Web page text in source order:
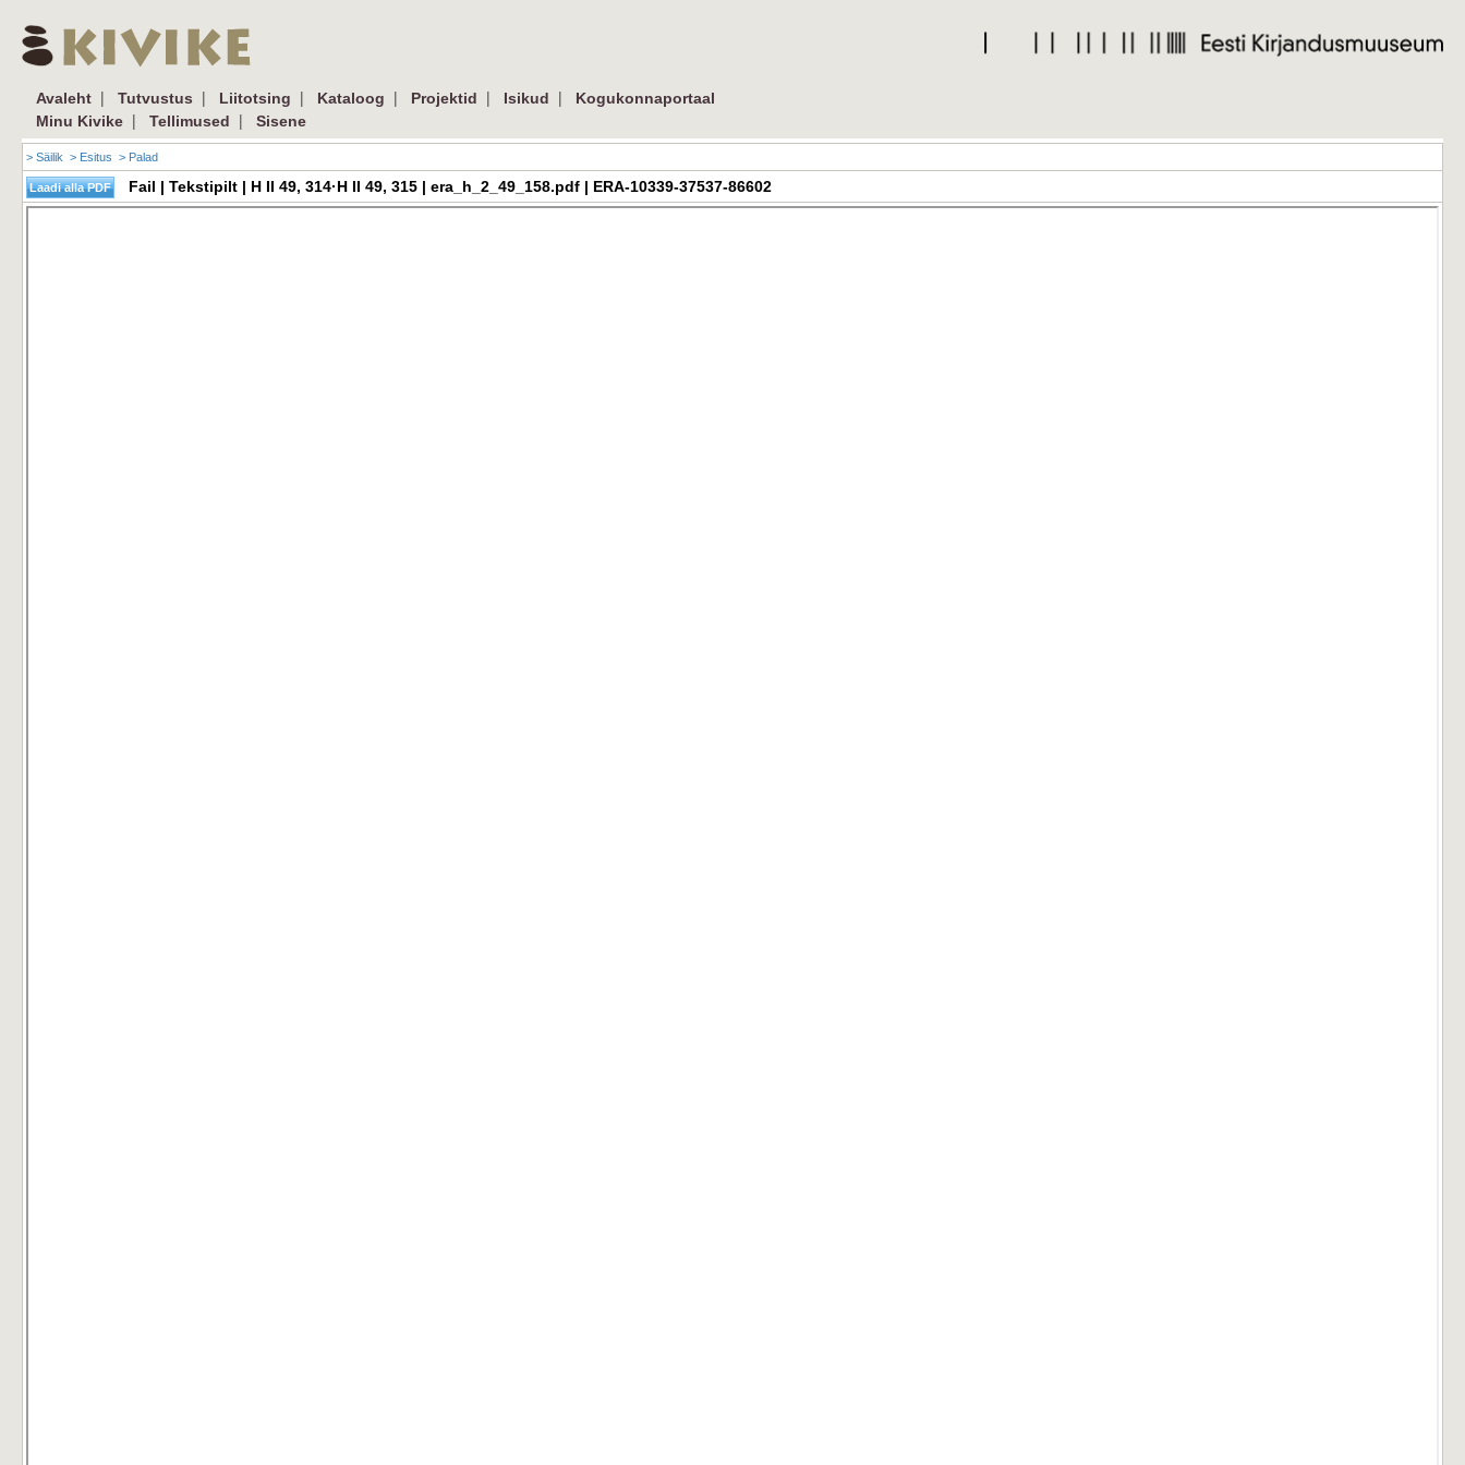
Avaleht | Tutvustus | Liitotsing | Kataloog | Projektid | Isikud |
Kogukonnaportaal
Minu Kivike | Tellimused | Sisene
> Säilik > Esitus > Palad
Fail | Tekstipilt | H II 49, 314·H II 49, 315 | era_h_2_49_158.pdf | ERA-10339-37537-86602